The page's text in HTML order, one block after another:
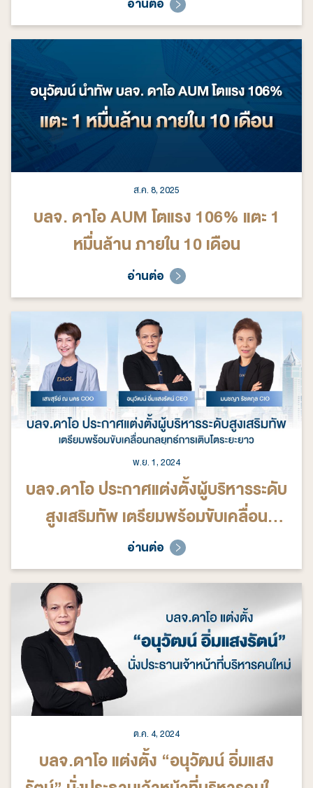
อ่านต่อ
ส.ค. 8, 2025
บลจ. ดาโอ AUM โตแรง 106% แตะ 1
หมื่นล้าน ภายใน 10 เดือน
อ่านต่อ
พ.ย. 1, 2024
บลจ.ดาโอ ประกาศแต่งตั้งผู้บริหารระดับ
สูงเสริมทัพ เตรียมพร้อมขับเคลื่อน
กลยุทธ์การเติบโตระยะยาว
อ่านต่อ
ต.ค. 4, 2024
บลจ.ดาโอ แต่งตั้ง “อนุวัฒน์ อิ่มแสง